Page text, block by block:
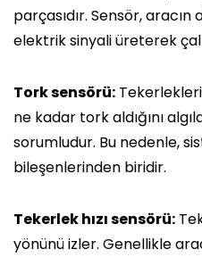
parçasıdır. Sensör, aracın
elektrik sinyali üreterek
Tork sensörü:
ne kadar tork aldığını
sorumludur. Bu nedenle,
bileşenlerinden biridir.
Tekerlek hızı sensörü:
yönünü izler. Genellikle